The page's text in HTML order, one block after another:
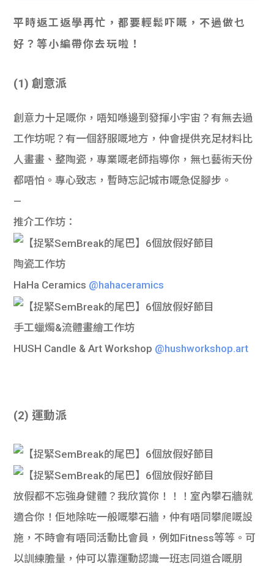
計數
私人
貸款
貸款
機
Gui
Gui
de
理財
de
平時返工返學再忙，都要輕鬆吓嘅，不過做乜
好？等小編帶你去玩啦！
(1) 創意派
創意力十足嘅你，唔知喺邊到發揮小宇宙？有無去過
工作坊呢？有一個舒服嘅地方，仲會提供充足材料比
人畫畫、整陶瓷，專業嘅老師指導你，無乜藝術天份
都唔怕。專心致志，暫時忘記城市嘅急促腳步。
—
推介工作坊：
陶瓷工作坊
HaHa Ceramics @hahaceramics
手工蠟燭&流體畫繪工作坊
HUSH Candle & Art Workshop @hushworkshop.art
(2) 運動派
放假都不忘強身健體？我欣賞你！！！室內攀石牆就
適合你！佢地除咗一般嘅攀石牆，仲有唔同攀爬嘅設
施，不時會有唔同活動比會員，例如Fitness等等。可
以訓練膽量，仲可以靠運動認識一班志同道合嘅朋